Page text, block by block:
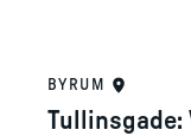
BYRUM
Tullinsgade: